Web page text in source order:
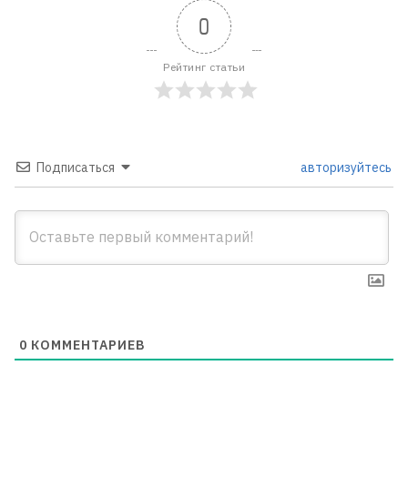
0
Рейтинг статьи
Подписаться авторизуйтесь
0 КОММЕНТАРИЕВ